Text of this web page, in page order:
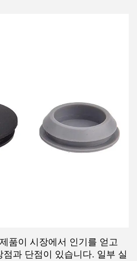
품이 시장에서 인기를 얻고
과 단점이 있습니다. 일부 실